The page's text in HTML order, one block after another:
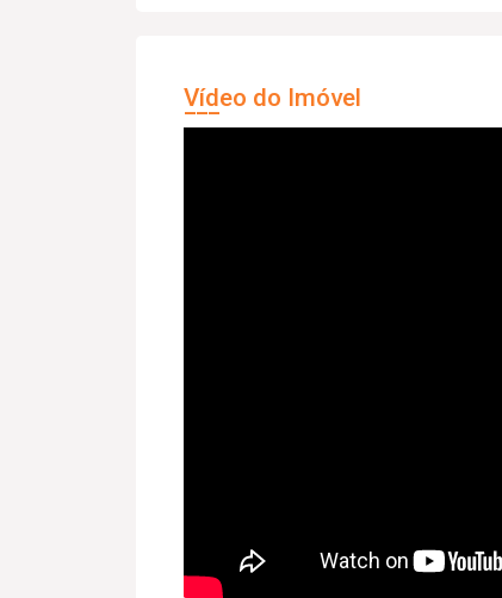
Vídeo do Imóvel